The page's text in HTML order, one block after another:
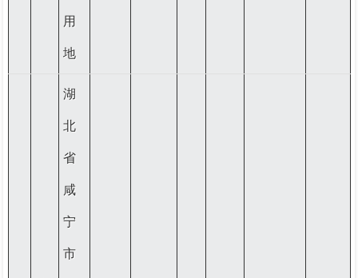
用
地
湖
北
省
咸
宁
市